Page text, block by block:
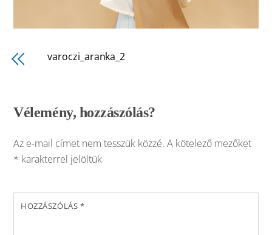
varoczi_aranka_2
Vélemény, hozzászólás?
Az e-mail címet nem tesszük közzé. A kötelező mezőket
* karakterrel jelöltük
HOZZÁSZÓLÁS *